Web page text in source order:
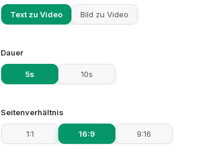
Text zu Video Bild zu Video
Dauer
5s 10s
Seitenverhältnis
1:1 16:9 9:16